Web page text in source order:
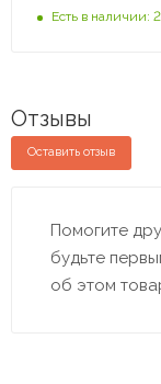
Есть в наличии:
Отзывы
Оставить отзыв
Помогите
будьте
об этом